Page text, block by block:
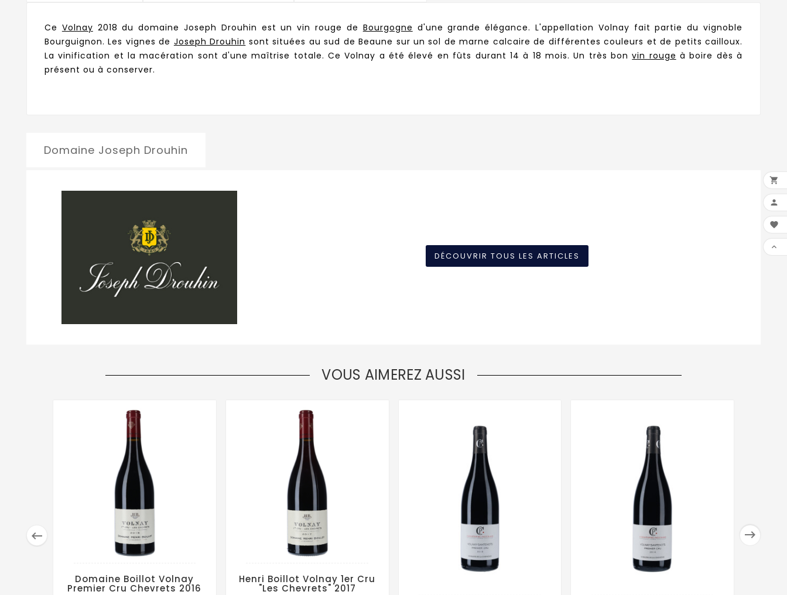
Ce Volnay 2018 du domaine Joseph Drouhin est un vin rouge de Bourgogne d'une grande élégance. L'appellation Volnay fait partie du vignoble
Bourguignon. Les vignes de Joseph Drouhin sont situées au sud de Beaune sur un sol demarne calcaire de différentes couleurs et de petits cailloux.
La vinification et la macération sont d'une maîtrise totale. Ce Volnay a été élevé en fûts durant 14 à 18 mois. Un très bonvin rouge à boire dès à
présent ou à conserver.
Domaine Joseph Drouhin
DÉCOUVRIR TOUS LES ARTICLES
VOUS AIMEREZ AUSSI
 
Domaine Boillot Volnay
Premier Cru Chevrets 2016
Henri Boillot Volnay 1er Cru
"Les Chevrets" 2017



